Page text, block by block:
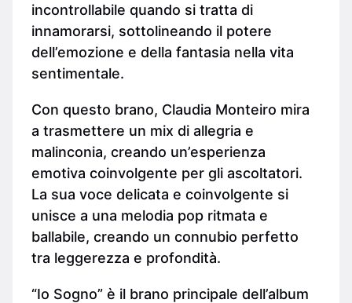
incontrollabile quando si tratta di
innamorarsi, sottolineando il potere
dell’emozione e della fantasia nella vita
sentimentale.
Con questo brano, Claudia Monteiro mira
a trasmettere un mix di allegria e
malinconia, creando un’esperienza
emotiva coinvolgente per gli ascoltatori.
La sua voce delicata e coinvolgente si
unisce a una melodia pop ritmata e
ballabile, creando un connubio perfetto
tra leggerezza e profondità.
“Io Sogno” è il brano principale dell’album